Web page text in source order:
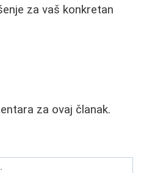
za vaš konkretan
za ovaj članak.